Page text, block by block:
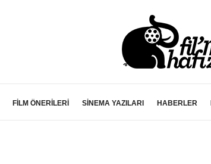
FİLM ÖNERİLERİ SİNEMA YAZILARI HABERLER